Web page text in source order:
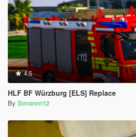
4.5
HLF BF Würzburg [ELS] Replace
By Simonnn12